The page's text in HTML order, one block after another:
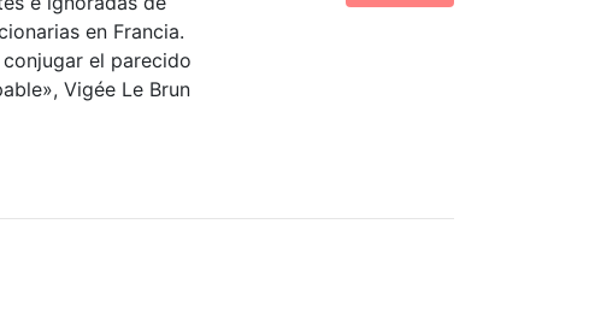
en Francia.
el parecido
Vigée Le Brun